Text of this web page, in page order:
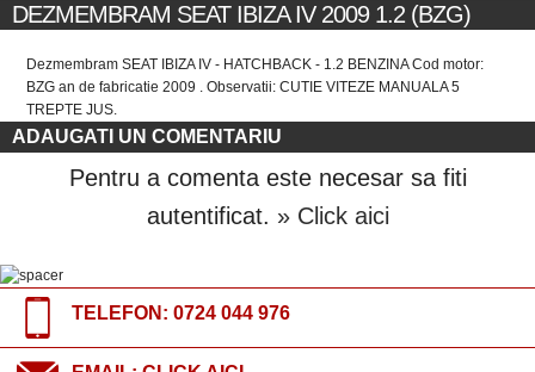
DEZMEMBRAM SEAT IBIZA IV 2009 1.2 (BZG)
Dezmembram SEAT IBIZA IV - HATCHBACK - 1.2 BENZINA Cod motor:
BZG an de fabricatie 2009 . Observatii: CUTIE VITEZE MANUALA 5
TREPTE JUS.
ADAUGATI UN COMENTARIU
Pentru a comenta este necesar sa fiti
autentificat. » Click aici
TELEFON: 0724 044 976